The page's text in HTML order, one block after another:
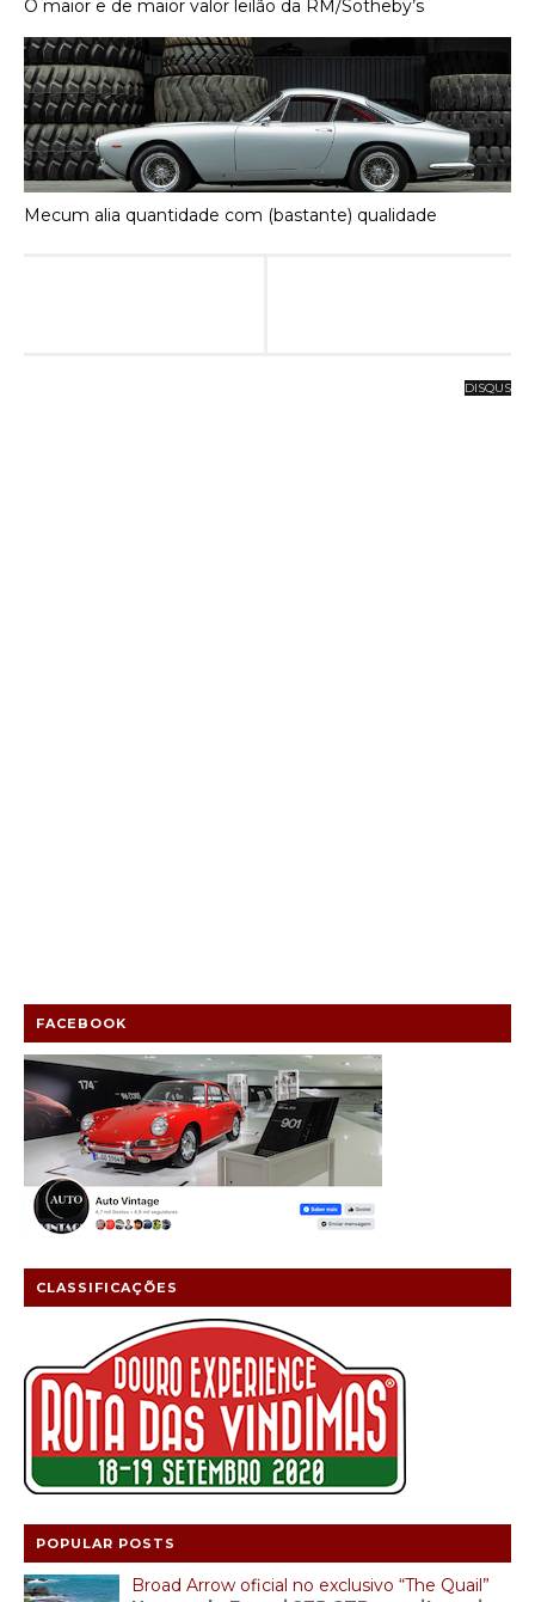
O maior e de maior valor leilão da RM/Sotheby’s
Mecum alia quantidade com (bastante) qualidade
DISQUS
FACEBOOK
CLASSIFICAÇÕES
POPULAR POSTS
Broad Arrow oficial no exclusivo “The Quail”